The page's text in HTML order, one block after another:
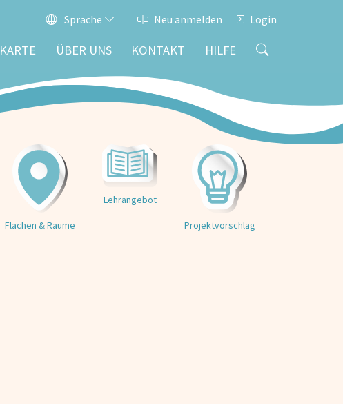
Sprache Neu anmelden Login
KARTE ÜBER UNS KONTAKT HILFE
Flächen & Räume
Lehrangebot
Projektvorschlag